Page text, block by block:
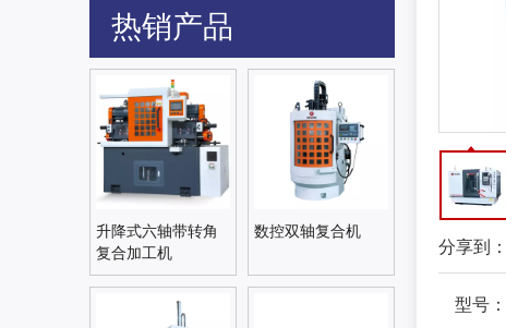
热销产品
升降式六轴带转角
复合加工机
数控双轴复合机
分享到：
型号：